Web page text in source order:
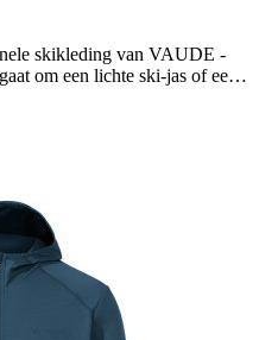
skikleding van VAUDE -
om een lichte ski-jas of een